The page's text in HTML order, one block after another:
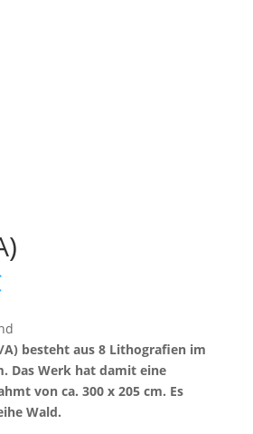
A) besteht aus 8 Lithografien im
Das Werk hat damit eine
von ca. 300 x 205 cm. Es
Wald.